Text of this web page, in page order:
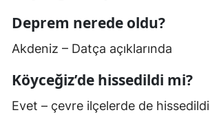
Deprem nerede oldu?
Akdeniz – Datça açıklarında
Köyceğiz’de hissedildi mi?
Evet – çevre ilçelerde de hissedildi